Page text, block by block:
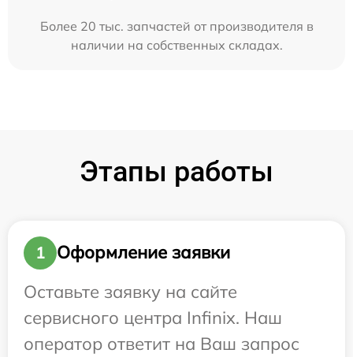
Более 20 тыс. запчастей от производителя в
наличии на собственных складах.
Этапы работы
1
Оформление заявки
Оставьте заявку на сайте
сервисного центра Infinix. Наш
оператор ответит на Ваш запрос